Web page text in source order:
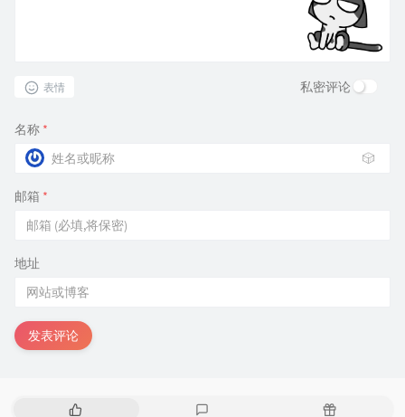
表情 私密评论
名称 *
🎲
邮箱 *
地址
发表评论
热
随